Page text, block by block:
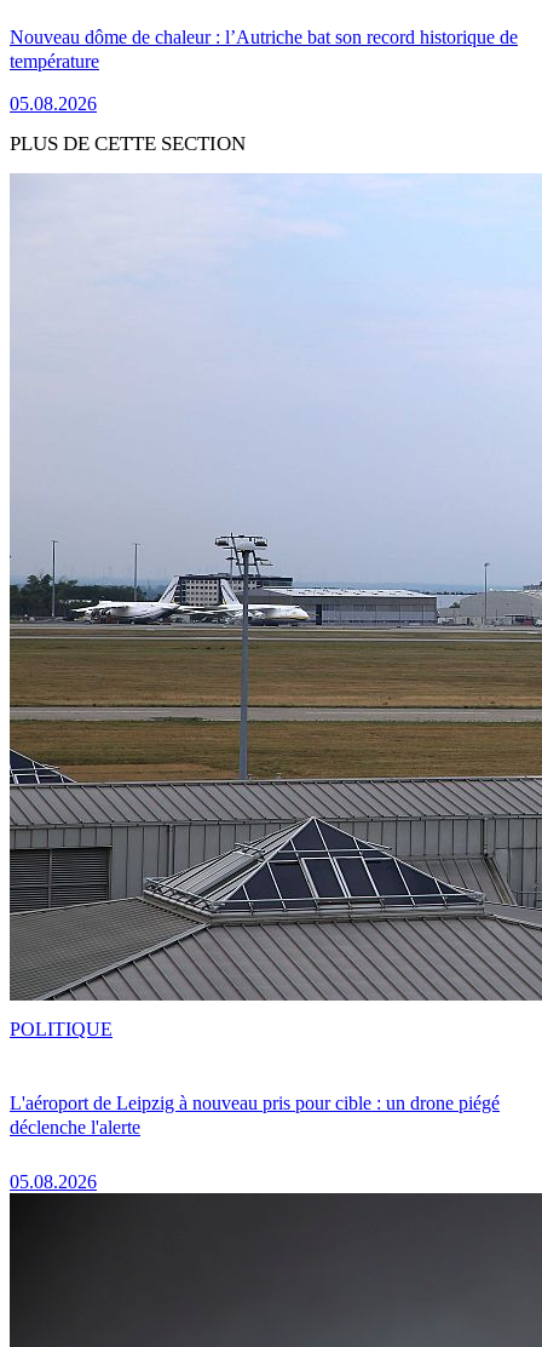
Nouveau dôme de chaleur : l’Autriche bat son record historique de
température
05.08.2026
PLUS DE CETTE SECTION
L'aéroport de Leipzig à nouveau pris pour cible : un drone piégé
déclenche l'alerte
05.08.2026
POLITIQUE